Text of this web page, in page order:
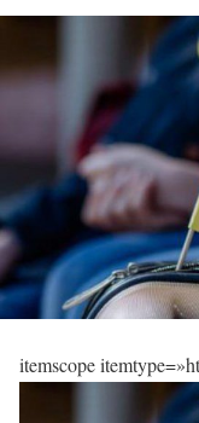
itemscope